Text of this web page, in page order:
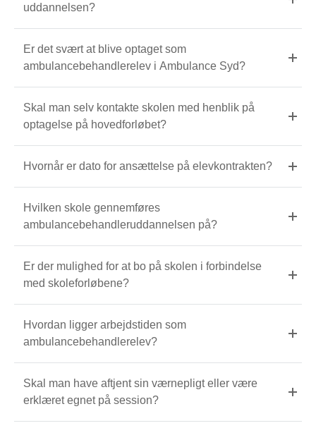
uddannelsen?
Er det svært at blive optaget som
ambulancebehandlerelev i Ambulance Syd?
Skal man selv kontakte skolen med henblik på
optagelse på hovedforløbet?
Hvornår er dato for ansættelse på elevkontrakten?
Hvilken skole gennemføres
ambulancebehandleruddannelsen på?
Er der mulighed for at bo på skolen i forbindelse
med skoleforløbene?
Hvordan ligger arbejdstiden som
ambulancebehandlerelev?
Skal man have aftjent sin værnepligt eller være
erklæret egnet på session?